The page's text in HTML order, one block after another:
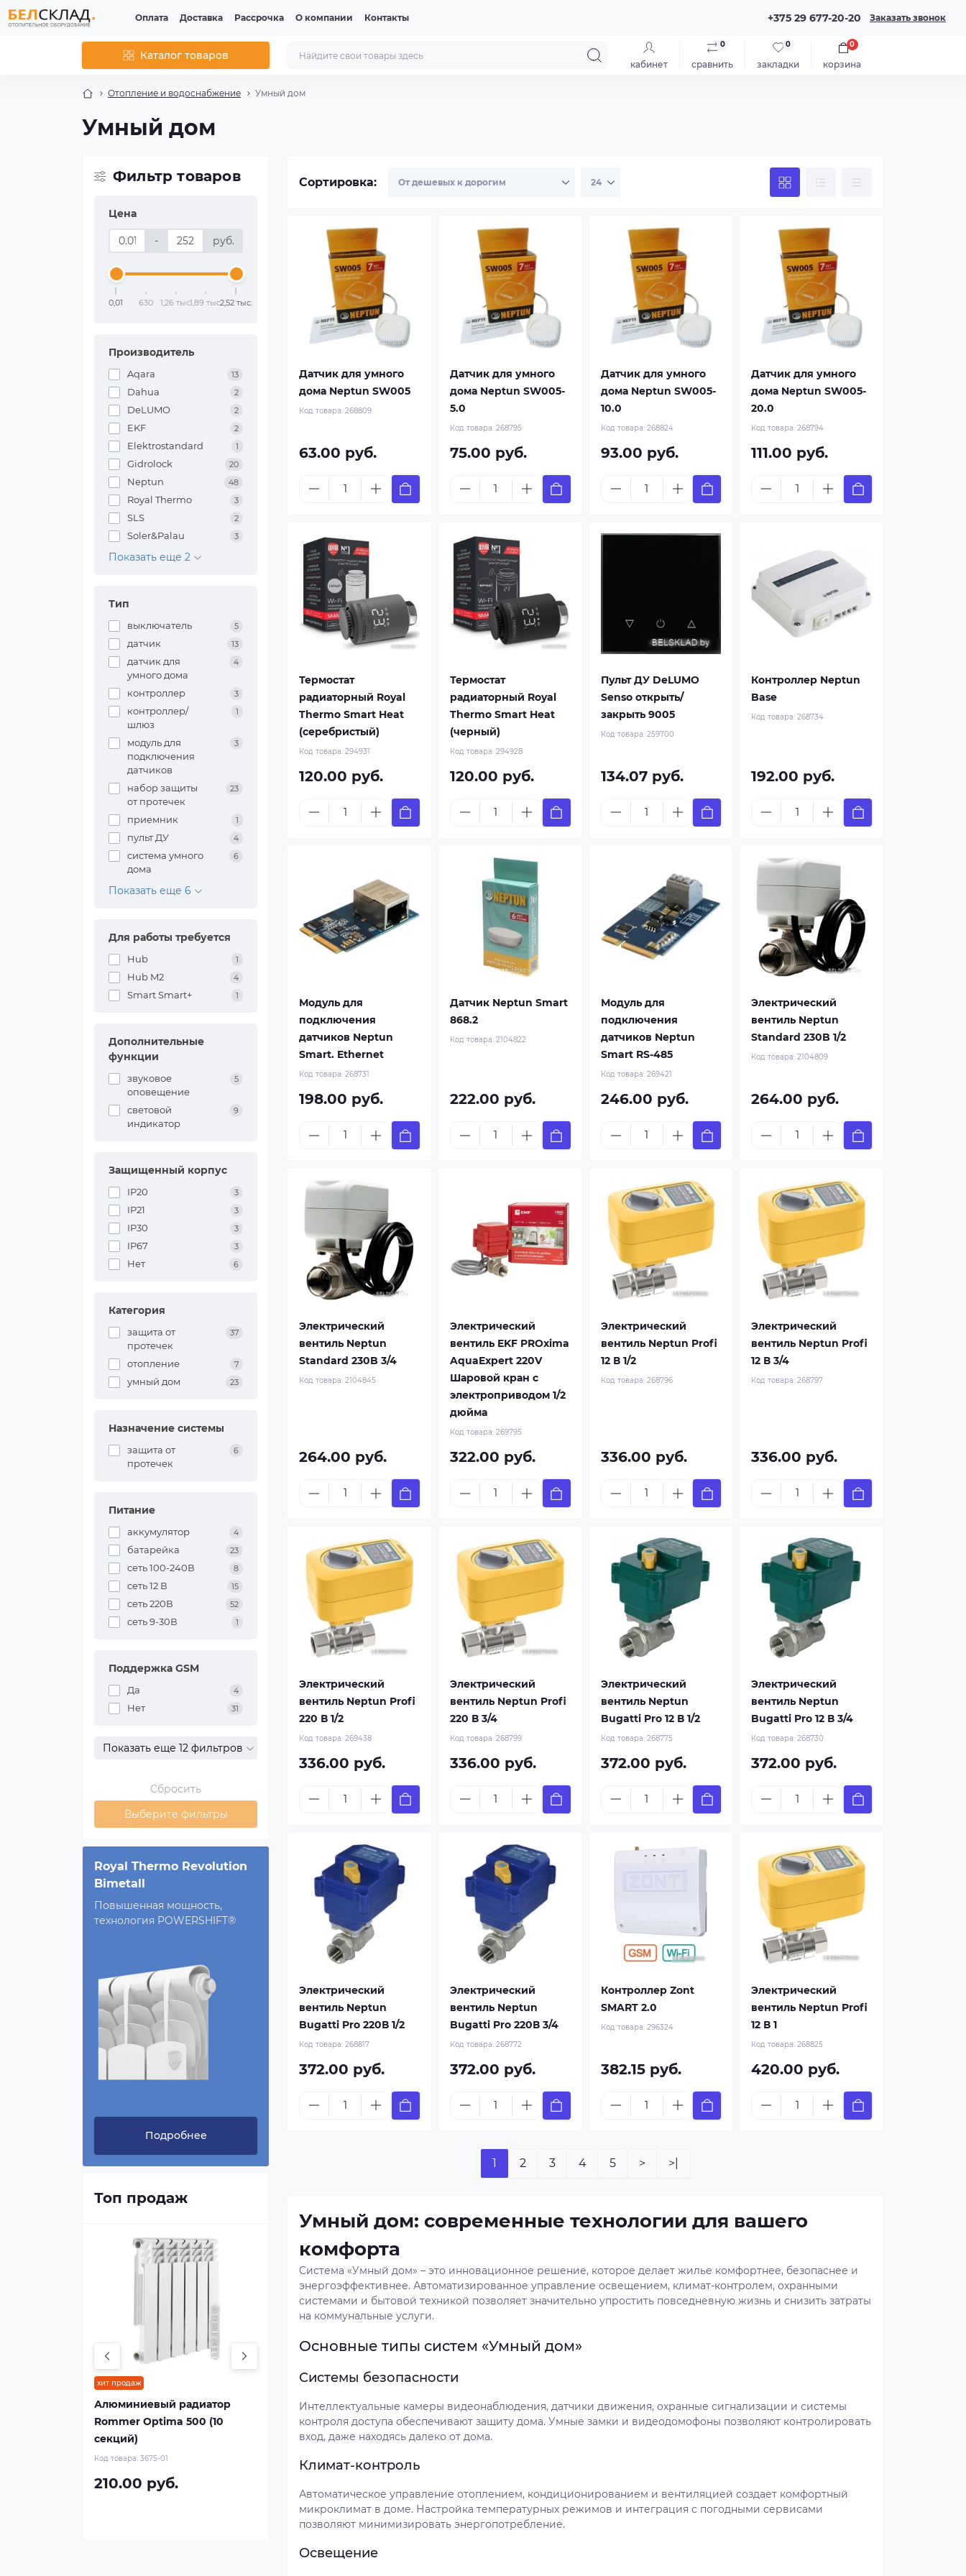
Оплата Доставка Рассрочка О компании Контакты +375 29 677-20-20 Заказать звонок
Каталог товаров
кабинет сравнить
0
закладки
0
корзина
0
Отопление и водоснабжение Умный дом
Умный дом
Фильтр товаров
Цена
- руб.
0,01 630 1,26 тыс.1,89 тыс.2,52 тыс.
Производитель
Aqara 13
Dahua 2
DeLUMO 2
EKF 2
Elektrostandard 1
Gidrolock 20
Neptun 48
Royal Thermo 3
SLS 2
Soler&Palau 3
Показать еще 2
Тип
выключатель 5
датчик 13
датчик для
умного дома
4
контроллер 3
контроллер/
шлюз
1
модуль для
подключения
датчиков
3
набор защиты
от протечек
23
приемник 1
пульт ДУ 4
система умного
дома
6
Показать еще 6
Для работы требуется
Hub 1
Hub M2 4
Smart Smart+ 1
Дополнительные
функции
звуковое
оповещение
5
световой
индикатор
9
Защищенный корпус
IP20 3
IP21 3
IP30 3
IP67 3
Нет 6
Категория
защита от
протечек
37
отопление 7
умный дом 23
Назначение системы
защита от
протечек
6
Питание
аккумулятор 4
батарейка 23
сеть 100-240В 8
сеть 12 В 15
сеть 220В 52
сеть 9-30В 1
Поддержка GSM
Да 4
Нет 31
Показать еще 12 фильтров
Сбросить
Выберите фильтры
Royal Thermo Revolution
Bimetall
Повышенная мощность,
технология POWERSHIFT®
Подробнее
Топ продаж
хит продаж
Алюминиевый радиатор
Rommer Optima 500 (10
секций)
Код товара: 3675-01
210.00 руб.
Сортировка:
Датчик для умного
дома Neptun SW005
Код товара: 268809
63.00 руб.
Датчик для умного
дома Neptun SW005-
5.0
Код товара: 268795
75.00 руб.
Датчик для умного
дома Neptun SW005-
10.0
Код товара: 268824
93.00 руб.
Датчик для умного
дома Neptun SW005-
20.0
Код товара:268794
111.00 руб.
Термостат
радиаторный Royal
Thermo Smart Heat
(серебристый)
Код товара: 294931
120.00 руб.
Термостат
радиаторный Royal
Thermo Smart Heat
(черный)
Код товара: 294928
120.00 руб.
Пульт ДУ DeLUMO
Senso открыть/
закрыть 9005
Код товара: 259700
134.07 руб.
Контроллер Neptun
Base
Код товара:268734
192.00 руб.
Модуль для
подключения
датчиков Neptun
Smart. Ethernet
Код товара: 268731
198.00 руб.
Датчик Neptun Smart
868.2
Код товара: 2104822
222.00 руб.
Модуль для
подключения
датчиков Neptun
Smart RS-485
Код товара: 269421
246.00 руб.
Электрический
вентиль Neptun
Standard 230B 1/2
Код товара:2104809
264.00 руб.
Электрический
вентиль Neptun
Standard 230B 3/4
Код товара: 2104845
264.00 руб.
Электрический
вентиль EKF PROxima
AquaExpert 220V
Шаровой кран с
электроприводом 1/2
дюйма
Код товара: 269795
322.00 руб.
Электрический
вентиль Neptun Profi
12 В 1/2
Код товара: 268796
336.00 руб.
Электрический
вентиль Neptun Profi
12 В 3/4
Код товара:268797
336.00 руб.
Электрический
вентиль Neptun Profi
220 В 1/2
Код товара: 269438
336.00 руб.
Электрический
вентиль Neptun Profi
220 В 3/4
Код товара: 268799
336.00 руб.
Электрический
вентиль Neptun
Bugatti Pro 12 В 1/2
Код товара: 268775
372.00 руб.
Электрический
вентиль Neptun
Bugatti Pro 12 В 3/4
Код товара:268730
372.00 руб.
Электрический
вентиль Neptun
Bugatti Pro 220В 1/2
Код товара: 268817
372.00 руб.
Электрический
вентиль Neptun
Bugatti Pro 220В 3/4
Код товара: 268772
372.00 руб.
Контроллер Zont
SMART 2.0
Код товара: 296324
382.15 руб.
Электрический
вентиль Neptun Profi
12 В 1
Код товара:268825
420.00 руб.
1 2 3 4 5 > >|
Умный дом: современные технологии для вашего
комфорта
Система «Умный дом» – это инновационное решение, которое делает жилье комфортнее, безопаснее и
энергоэффективнее. Автоматизированное управление освещением, климат-контролем, охранными
системами и бытовой техникой позволяет значительно упростить повседневную жизнь и снизить затраты
на коммунальные услуги.
Основные типы систем «Умный дом»
Системы безопасности
Интеллектуальные камеры видеонаблюдения, датчики движения, охранные сигнализации и системы
контроля доступа обеспечивают защиту дома. Умные замки и видеодомофоны позволяют контролировать
вход, даже находясь далеко от дома.
Климат-контроль
Автоматическое управление отоплением, кондиционированием и вентиляцией создает комфортный
микроклимат в доме. Настройка температурных режимов и интеграция с погодными сервисами
позволяют минимизировать энергопотребление.
Освещение